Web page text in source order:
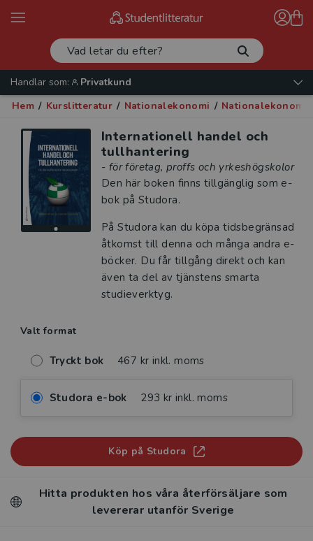
Handlar som:
Privatkund
Hem / Kurslitteratur / Nationalekonomi / Nationalekonomi
Internationell handel och
tullhantering
- för företag, proffs och yrkeshögskolor
Den här boken finns tillgänglig som e-
bok på Studora.
På Studora kan du köpa tidsbegränsad
åtkomst till denna och många andra e-
böcker. Du får tillgång direkt och kan
även ta del av tjänstens smarta
studieverktyg.
Valt format
Tryckt bok 467 kr inkl. moms
Studora e-bok 293 kr inkl. moms
Köp på Studora
Hitta produkten hos våra återförsäljare som
levererar utanför Sverige